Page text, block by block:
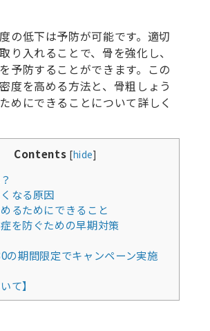
の低下は予防が可能です。適切
り入れることで、骨を強化し、
予防することができます。この
度を高める方法と、骨粗しょう
めにできることについて詳しく
Contents [hide]
なる原因
るためにできること
を防ぐための早期対策
の期間限定でキャンペーン実施
て】